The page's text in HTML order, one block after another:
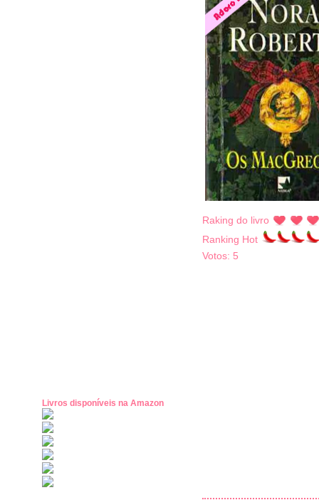
Livros disponíveis na Amazon
Raking do livro
Ranking Hot
Votos: 5